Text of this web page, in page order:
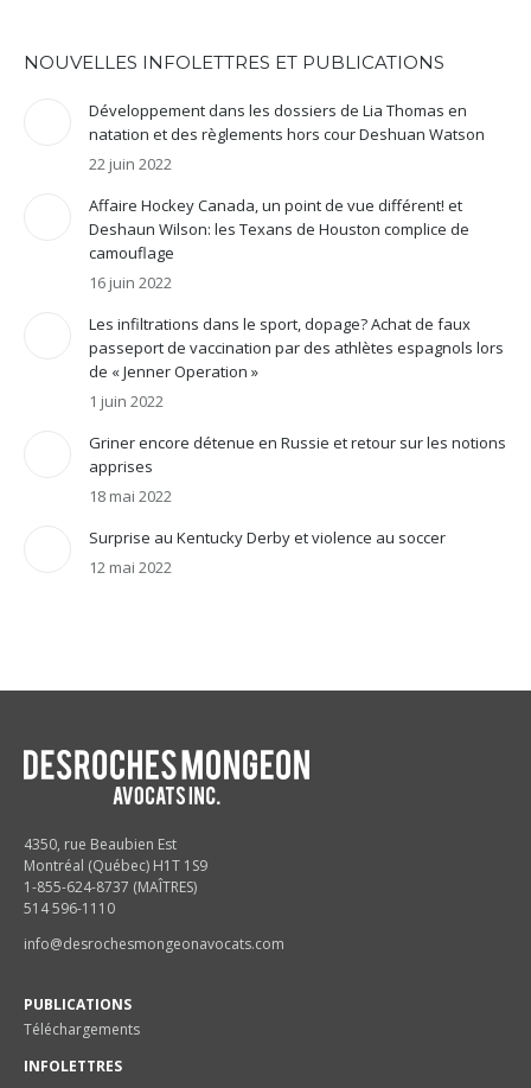
NOUVELLES INFOLETTRES ET PUBLICATIONS
Développement dans les dossiers de Lia Thomas en
natation et des règlements hors cour Deshuan Watson
22 juin 2022
Affaire Hockey Canada, un point de vue différent! et
Deshaun Wilson: les Texans de Houston complice de
camouflage
16 juin 2022
Les infiltrations dans le sport, dopage? Achat de faux
passeport de vaccination par des athlètes espagnols lors
de « Jenner Operation »
1 juin 2022
Griner encore détenue en Russie et retour sur les notions
apprises
18 mai 2022
Surprise au Kentucky Derby et violence au soccer
12 mai 2022
4350, rue Beaubien Est
Montréal (Québec) H1T 1S9
1-855-624-8737 (MAÎTRES)
514 596-1110
info@desrochesmongeonavocats.com
PUBLICATIONS
Téléchargements
INFOLETTRES